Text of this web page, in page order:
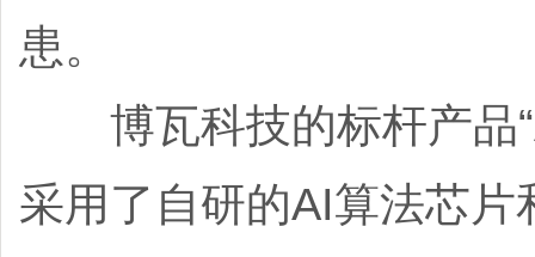
患。
博瓦科技的标杆产品
采用了自研的AI算法芯